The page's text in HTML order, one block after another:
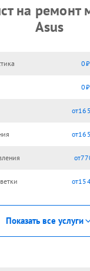
на ремонт
Asus
0
0
Показать все услуги